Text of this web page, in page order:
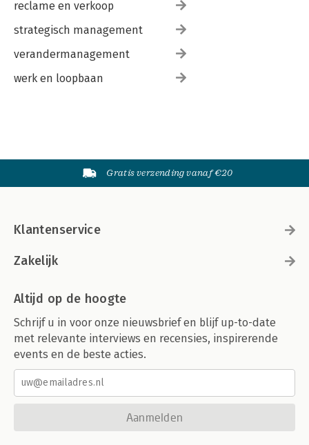
reclame en verkoop
strategisch management
verandermanagement
werk en loopbaan
Gratis verzending vanaf €20
Klantenservice
Zakelijk
Altijd op de hoogte
Schrijf u in voor onze nieuwsbrief en blijf up-to-date
met relevante interviews en recensies, inspirerende
events en de beste acties.
Aanmelden